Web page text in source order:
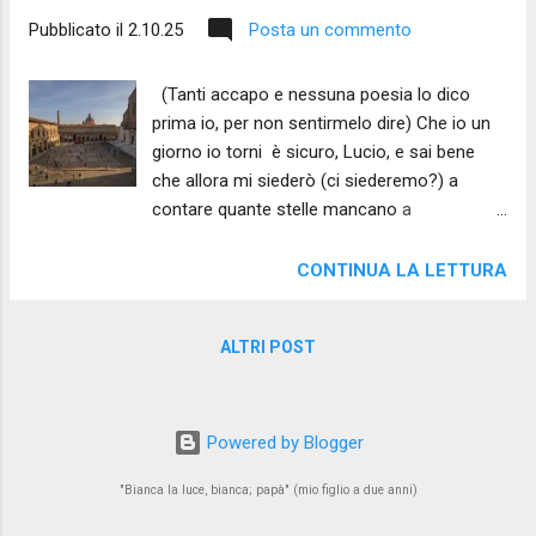
Pubblicato il 2.10.25 Posta un commento
(Tanti accapo e nessuna poesia lo dico
prima io, per non sentirmelo dire) Che io un
giorno io torni è sicuro, Lucio, e sai bene
che allora mi siederò (ci siederemo?) a
contare quante stelle mancano a
possa avere soddisfazione. [ A modo
poesia sia nascosta dietro una
due – e mi uscirà un emiliano singulto, o
e non volevo [Dio solo sa quanto ho lottato]
CONTINUA LA LETTURA
ALTRI POST
Powered by Blogger
"Bianca la luce, bianca; papà" (mio figlio a due anni)